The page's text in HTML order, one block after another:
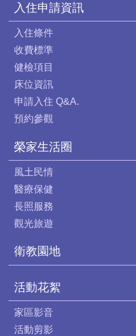
入住申請資訊
入住條件
收費標準
健檢項目
床位資訊
申請入住 Q&A.
預約參觀
榮家生活圈
風土民情
醫療保健
長照服務
觀光旅遊
衛教園地
活動花絮
家區影音
活動剪影